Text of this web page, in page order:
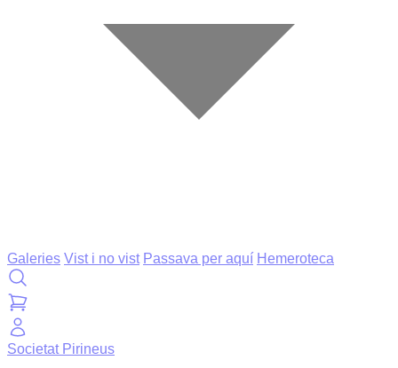
Galeries Vist i no vist Passava per aquí Hemeroteca
Societat Pirineus